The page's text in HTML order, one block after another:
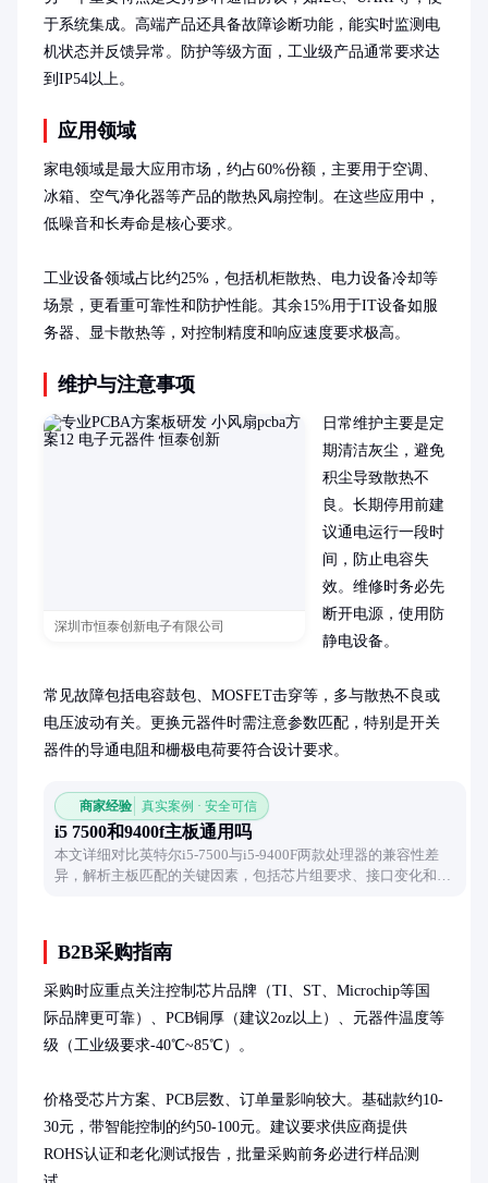
于系统集成。高端产品还具备故障诊断功能，能实时监测电
机状态并反馈异常。防护等级方面，工业级产品通常要求达
到IP54以上。
应用领域
家电领域是最大应用市场，约占60%份额，主要用于空调、
冰箱、空气净化器等产品的散热风扇控制。在这些应用中，
低噪音和长寿命是核心要求。
工业设备领域占比约25%，包括机柜散热、电力设备冷却等
场景，更看重可靠性和防护性能。其余15%用于IT设备如服
务器、显卡散热等，对控制精度和响应速度要求极高。
维护与注意事项
深圳市恒泰创新电子有限公司
日常维护主要是定
期清洁灰尘，避免
积尘导致散热不
良。长期停用前建
议通电运行一段时
间，防止电容失
效。维修时务必先
断开电源，使用防
静电设备。
常见故障包括电容鼓包、MOSFET击穿等，多与散热不良或
电压波动有关。更换元器件时需注意参数匹配，特别是开关
器件的导通电阻和栅极电荷要符合设计要求。
商家经验 真实案例 · 安全可信
i5 7500和9400f主板通用吗
本文详细对比英特尔i5-7500与i5-9400F两款处理器的兼容性差
异，解析主板匹配的关键因素，包括芯片组要求、接口变化和供
B2B采购指南
采购时应重点关注控制芯片品牌（TI、ST、Microchip等国
际品牌更可靠）、PCB铜厚（建议2oz以上）、元器件温度等
级（工业级要求-40℃~85℃）。
价格受芯片方案、PCB层数、订单量影响较大。基础款约10-
30元，带智能控制的约50-100元。建议要求供应商提供
ROHS认证和老化测试报告，批量采购前务必进行样品测